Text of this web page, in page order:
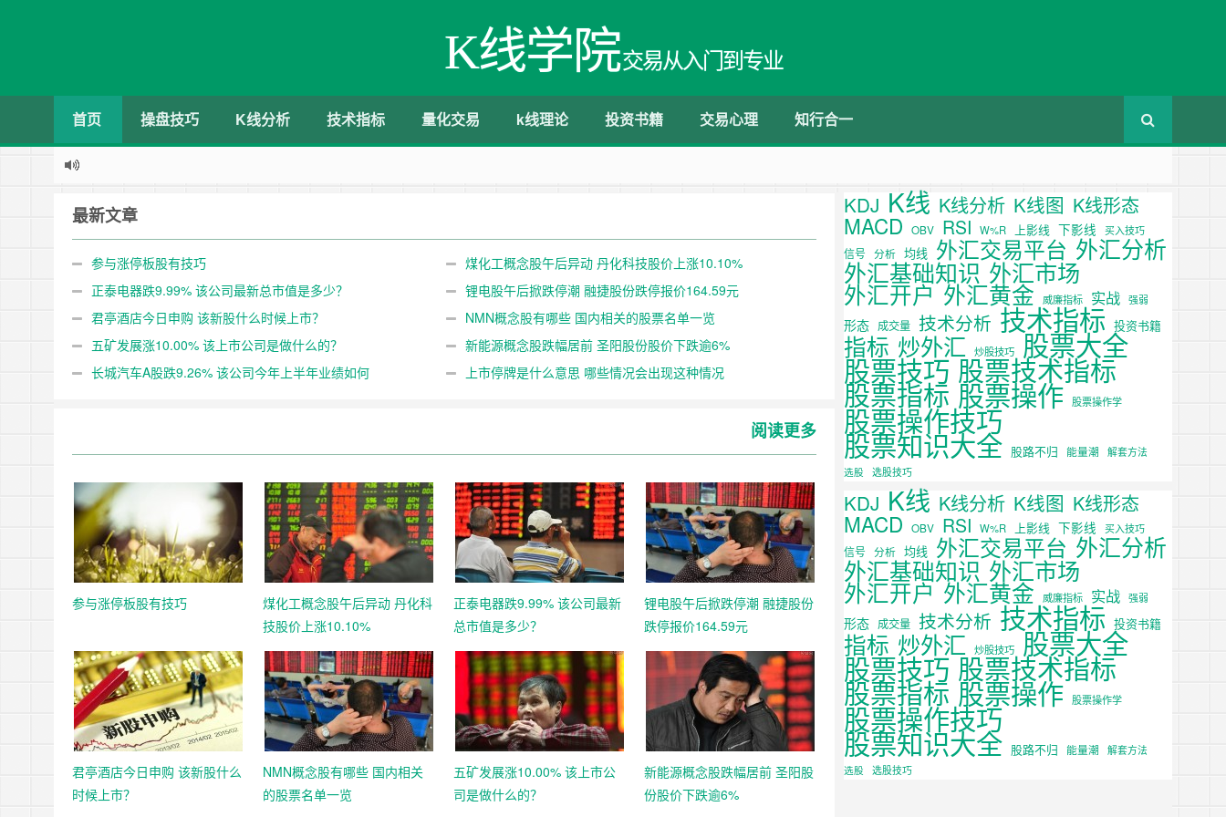
K线学院交易从入门到专业
首页 操盘技巧 K线分析 技术指标 量化交易 k线理论 投资书籍 交易心理 知行合一
最新文章
参与涨停板股有技巧
煤化工概念股午后异动 丹化科技股价上涨10.10%
正泰电器跌9.99% 该公司最新总市值是多少？
锂电股午后掀跌停潮 融捷股份跌停报价164.59元
君亭酒店今日申购 该新股什么时候上市？
NMN概念股有哪些 国内相关的股票名单一览
五矿发展涨10.00% 该上市公司是做什么的？
新能源概念股跌幅居前 圣阳股份股价下跌逾6%
长城汽车A股跌9.26% 该公司今年上半年业绩如何
上市停牌是什么意思 哪些情况会出现这种情况
阅读更多
参与涨停板股有技巧
煤化工概念股午后异动 丹化科
技股价上涨10.10%
正泰电器跌9.99% 该公司最新
总市值是多少？
锂电股午后掀跌停潮 融捷股份
跌停报价164.59元
君亭酒店今日申购 该新股什么
时候上市？
NMN概念股有哪些 国内相关
的股票名单一览
五矿发展涨10.00% 该上市公
司是做什么的？
新能源概念股跌幅居前 圣阳股
份股价下跌逾6%
KDJ K线 K线分析 K线图 K线形态
MACD OBV RSI W%R 上影线 下影线 买入技巧
信号 分析 均线 外汇交易平台 外汇分析
外汇基础知识 外汇市场
外汇开户 外汇黄金 威廉指标 实战 强弱
形态 成交量 技术分析 技术指标 投资书籍
指标 炒外汇 炒股技巧 股票大全
股票技巧 股票技术指标
股票指标 股票操作 股票操作学
股票操作技巧
股票知识大全 股路不归 能量潮
解套方法
选股
选股技巧
KDJ K线 K线分析 K线图 K线形态
MACD OBV RSI W%R 上影线 下影线 买入技巧
信号 分析 均线 外汇交易平台 外汇分析
外汇基础知识 外汇市场
外汇开户 外汇黄金 威廉指标 实战 强弱
形态 成交量 技术分析 技术指标 投资书籍
指标 炒外汇 炒股技巧 股票大全
股票技巧 股票技术指标
股票指标 股票操作 股票操作学
股票操作技巧
股票知识大全 股路不归 能量潮
解套方法
选股
选股技巧